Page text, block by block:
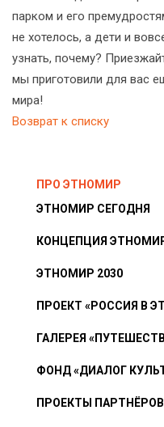
парком и его
не хотелось, а дети и
узнать, почему?
мы приготовили для вас
мира!
Возврат к списку
ПРО ЭТНОМИР
ЭТНОМИР СЕГОДНЯ
КОНЦЕПЦИЯ
ЭТНОМИР 2030
ПРОЕКТ «РОССИЯ В
ГАЛЕРЕЯ
ФОНД «ДИАЛОГ
ПРОЕКТЫ ПАРТНЁРОВ